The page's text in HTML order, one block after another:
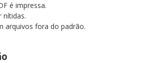
é impressa.
nítidas.
arquivos fora do padrão.